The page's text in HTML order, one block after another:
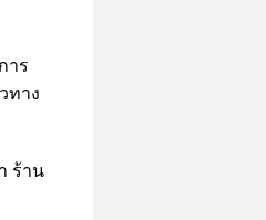
าร
ทาง
ร้าน